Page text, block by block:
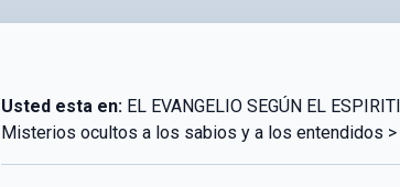
Usted esta en:EL EVANGELIO SEGÚN EL
Misterios ocultos a los sabios y a los entendidos >